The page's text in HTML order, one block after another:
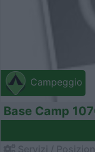
Campeggio
Base Camp